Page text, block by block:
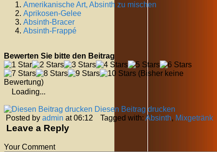
Amerikanische Art, Absinth zu mischen
Aprikosen-Gelee
Absinth-Bracer
Absinth-Frappé
Bewerten Sie bitte den Beitrag
(Bisher keine
Bewertung)
Loading...
Diesen Beitrag drucken
Posted by admin at 06:12 Tagged with: Absinth, Mixgetränk
Leave a Reply
Your Comment